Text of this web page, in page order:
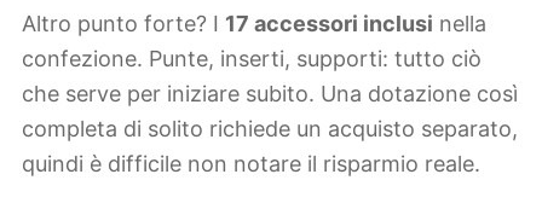
Altro punto forte? I 17 accessori inclusi nella
confezione. Punte, inserti, supporti: tutto ciò
che serve per iniziare subito. Una dotazione così
completa di solito richiede un acquisto separato,
quindi è difficile non notare il risparmio reale.